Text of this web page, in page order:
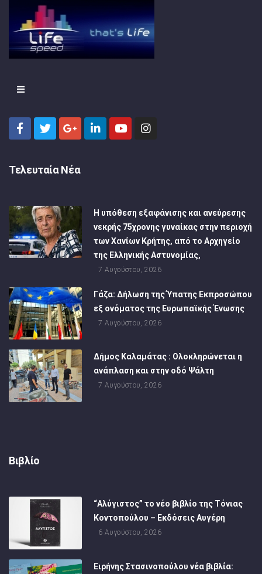
Τελευταία Νέα
Η υπόθεση εξαφάνισης και ανεύρεσης
νεκρής 75χρονης γυναίκας στην περιοχή
των Χανίων Κρήτης, από το Αρχηγείο
της Ελληνικής Αστυνομίας,
7 Αυγούστου, 2026
Γάζα: Δήλωση της Ύπατης Εκπροσώπου
εξ ονόματος της Ευρωπαϊκής Ένωσης
7 Αυγούστου, 2026
Δήμος Καλαμάτας : Ολοκληρώνεται η
ανάπλαση και στην οδό Ψάλτη
7 Αυγούστου, 2026
Βιβλίο
“Αλύγιστος” το νέο βιβλίο της Τόνιας
Κοντοπούλου – Εκδόσεις Αυγέρη
6 Αυγούστου, 2026
Ειρήνης Στασινοπούλου νέα βιβλία: